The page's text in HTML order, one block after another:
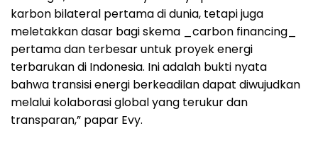
karbon bilateral pertama di dunia, tetapi juga
meletakkan dasar bagi skema _carbon financing_
pertama dan terbesar untuk proyek energi
terbarukan di Indonesia. Ini adalah bukti nyata
bahwa transisi energi berkeadilan dapat diwujudkan
melalui kolaborasi global yang terukur dan
transparan,” papar Evy.